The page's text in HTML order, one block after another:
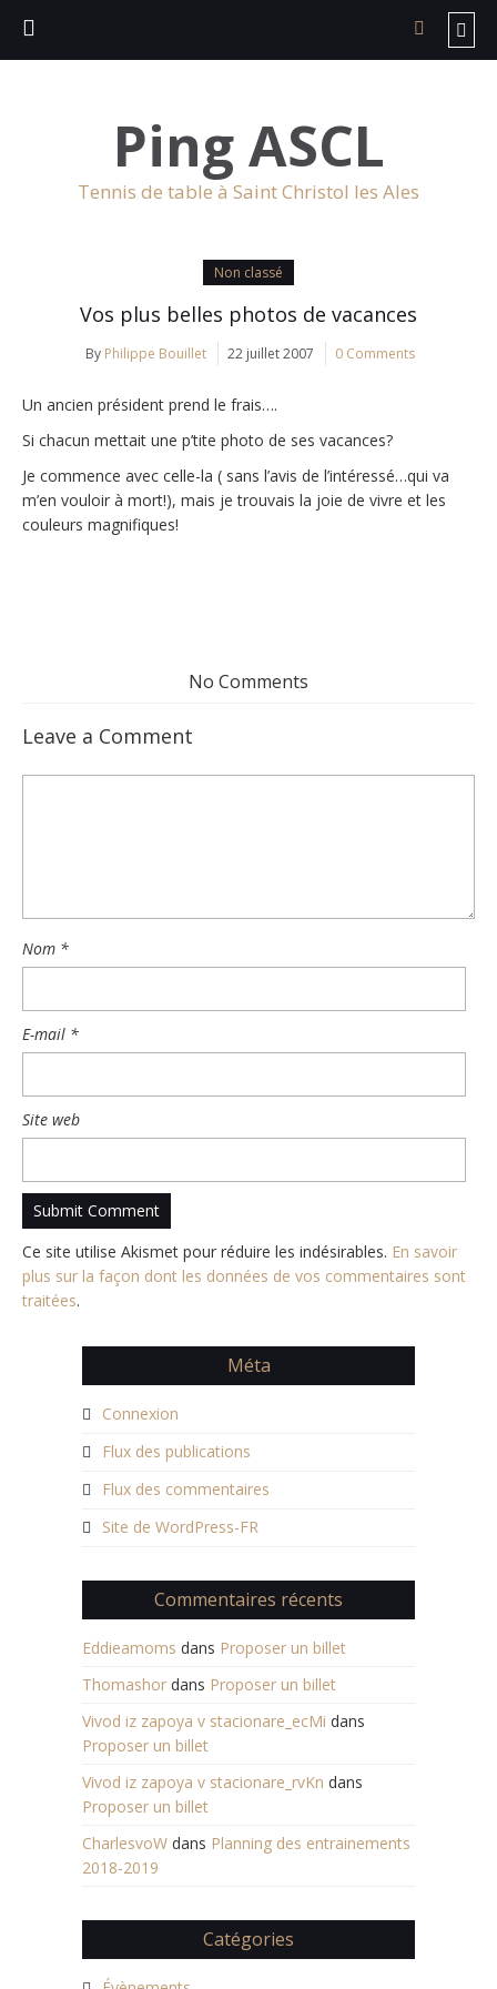
Ping ASCL
Tennis de table à Saint Christol les Ales
Non classé
Vos plus belles photos de vacances
By Philippe Bouillet 22 juillet 2007 0 Comments
Un ancien président prend le frais….
Si chacun mettait une p’tite photo de ses vacances?
Je commence avec celle-la ( sans l’avis de l’intéressé…qui va
m’en vouloir à mort!), mais je trouvais la joie de vivre et les
couleurs magnifiques!
No Comments
Leave a Comment
Nom *
E-mail *
Site web
Ce site utilise Akismet pour réduire les indésirables. En savoir
plus sur la façon dont les données de vos commentaires sont
traitées.
Méta
Connexion
Flux des publications
Flux des commentaires
Site de WordPress-FR
Commentaires récents
Eddieamoms dans Proposer un billet
Thomashor dans Proposer un billet
Vivod iz zapoya v stacionare_ecMi dans
Proposer un billet
Vivod iz zapoya v stacionare_rvKn dans
Proposer un billet
CharlesvoW dans Planning des entrainements
2018-2019
Catégories